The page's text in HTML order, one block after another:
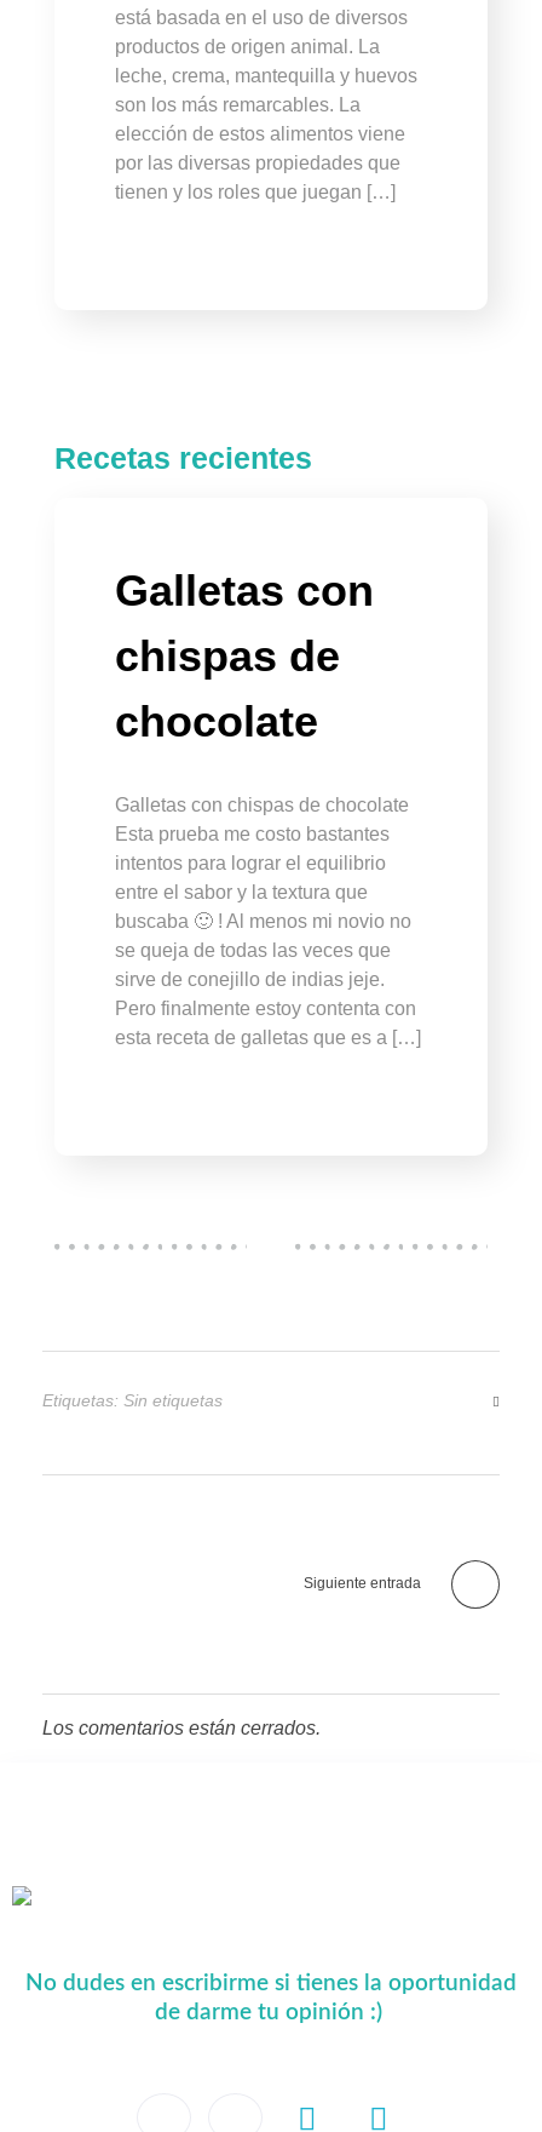
está basada en el uso de diversos
productos de origen animal. La
leche, crema, mantequilla y huevos
son los más remarcables. La
elección de estos alimentos viene
por las diversas propiedades que
tienen y los roles que juegan […]
Recetas recientes
Galletas con
chispas de
chocolate
Galletas con chispas de chocolate
Esta prueba me costo bastantes
intentos para lograr el equilibrio
entre el sabor y la textura que
buscaba 🙂 ! Al menos mi novio no
se queja de todas las veces que
sirve de conejillo de indias jeje.
Pero finalmente estoy contenta con
esta receta de galletas que es a […]
Etiquetas: Sin etiquetas
Siguiente entrada
Los comentarios están cerrados.
No dudes en escribirme si tienes la oportunidad
de darme tu opinión :)